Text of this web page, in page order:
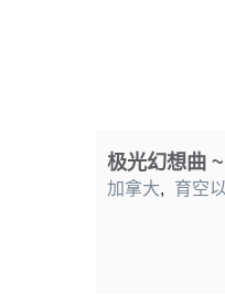
极光幻想曲
加拿大, 育空